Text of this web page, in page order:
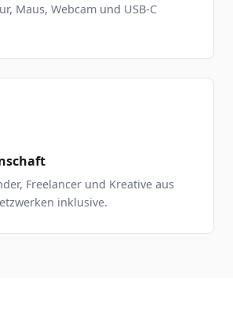
Maus, Webcam und USB-C
Freelancer und Kreative aus
inklusive.